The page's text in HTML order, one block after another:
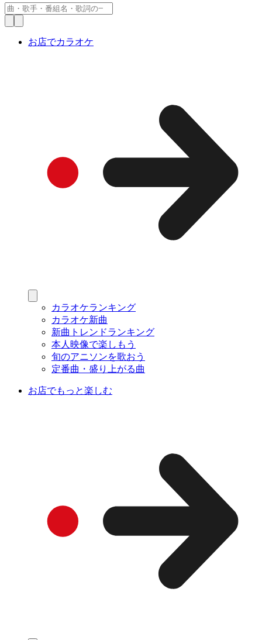
お店でカラオケ
カラオケランキング
カラオケ新曲
新曲トレンドランキング
本人映像で楽しもう
旬のアニソンを歌おう
定番曲・盛り上がる曲
お店でもっと楽しむ